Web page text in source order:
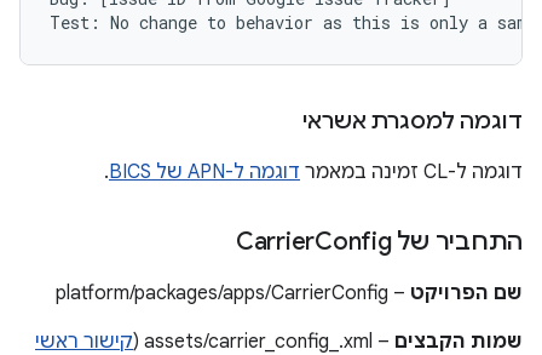
דוגמה למסגרת אשראי
דוגמה ל-CL זמינה במאמר דוגמה ל-APN של BICS .
התחביר של CarrierConfig
שם הפרויקט – platform/packages/apps/CarrierConfig
שמות הקבצים – assets/carrier_config_
.xml (
קישור ראשי